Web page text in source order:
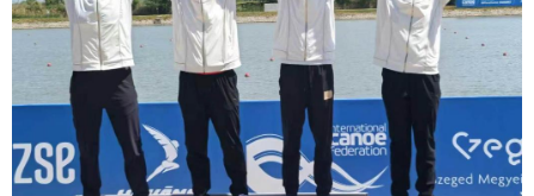
公益 一带一路 亚太网 上市公司
文化产业
地方频道